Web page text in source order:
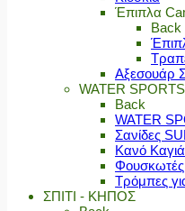
Έπιπλα
Back
Αξεσουάρ
WATER SPORTS
Back
WATER
Σανίδες
Κανό
Τρόμπες
ΣΠΙΤΙ - ΚΗΠΟΣ